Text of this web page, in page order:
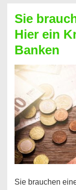
Summe
Geld?
Hier
einen
10000
Euro
Kredit
finden
Sie
Hier ein
Banken
Sie brauchen